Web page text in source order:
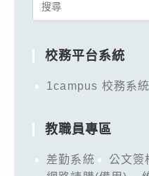
Search
校務平台系統
1campus 校務系統
教職員專區
差勤系統 公文簽